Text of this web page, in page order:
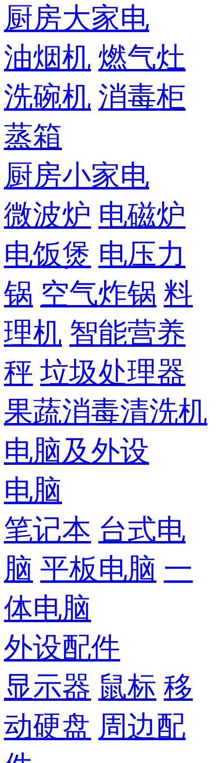
厨房大家电
油烟机 燃气灶
洗碗机 消毒柜
蒸箱
厨房小家电
微波炉 电磁炉
电饭煲 电压力
锅 空气炸锅 料
理机 智能营养
秤 垃圾处理器
果蔬消毒清洗机
电脑及外设
电脑
笔记本 台式电
脑 平板电脑 一
体电脑
外设配件
显示器 鼠标 移
动硬盘 周边配